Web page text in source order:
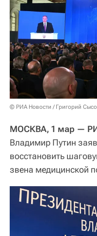
© РИА Новости / Григорий
МОСКВА, 1 мар —
Владимир Путин
восстановить
звена медицинской